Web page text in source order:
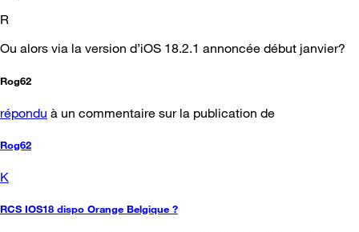
R
Ou alors via la version d’iOS 18.2.1 annoncée début janvier?
Rog62
répondu à un commentaire sur la publication de
Rog62
K
RCS IOS18 dispo Orange Belgique ?